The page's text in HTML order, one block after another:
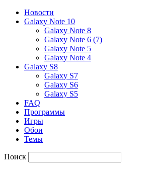
Новости
Galaxy Note 10
Galaxy Note 8
Galaxy Note 6 (7)
Galaxy Note 5
Galaxy Note 4
Galaxy S8
Galaxy S7
Galaxy S6
Galaxy S5
FAQ
Программы
Игры
Обои
Темы
Поиск